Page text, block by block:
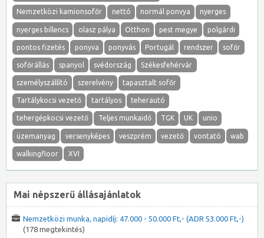
Nemzetközi kamionsofőr nettó normál ponvya nyerges
nyerges billencs olasz pálya Otthon pest megye polgárdi
pontos fizetés ponyva ponyvás Portugál rendszer sofőr
sofőrállás spanyol svédország Székesfehérvár
személyszállító szerelvény tapasztalt sofőr
Tartálykocsi vezető tartályos teherautó
tehergépkocsi vezető Teljes munkaidő TGK UK unio
üzemanyag versenyképes veszprém vezető vontató wab
walkingfloor XVI
Mai népszerű állásajánlatok
Nemzetközi munka, napidíj: 47.000 - 50.000 Ft,- (ADR 53.000 Ft,-)
(178 megtekintés)